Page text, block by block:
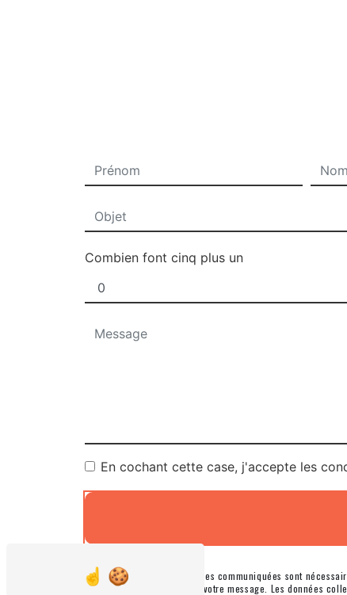
Combien font cinq plus un
En cochant cette case, j'accepte les
** Les données personnelles communiquées sont
le seul but de répondre à votre message. Les données